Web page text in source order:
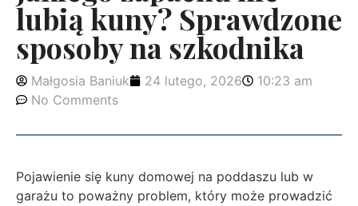
lubią kuny? Sprawdzone
sposoby na szkodnika
Małgosia Baniuk 24 lutego, 2026
10:23 am
No Comments
Pojawienie się kuny domowej na poddaszu lub w
garażu to poważny problem, który może prowadzić